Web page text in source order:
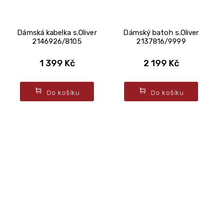
Dámská kabelka s.Oliver
2146926/8105
1 399 Kč
Do košíku
Dámský batoh s.Oliver
2137816/9999
2 199 Kč
Do košíku